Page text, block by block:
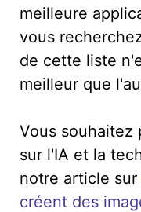
meilleure
vous
de cette liste
meilleur que
Vous souhaitez
sur l'IA et la
notre article sur
créent des